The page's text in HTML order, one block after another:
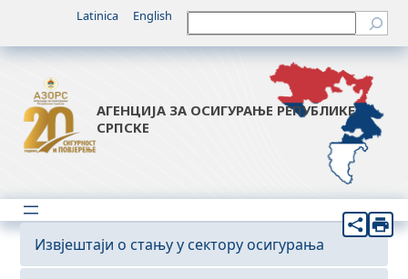
Latinica English Претрага
АГЕНЦИЈА ЗА ОСИГУРАЊЕ РЕПУБЛИКЕ
СРПСКЕ
Извјештаји о стању у сектору осигурања